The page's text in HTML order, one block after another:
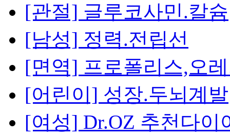
[관절] 글루코사민.칼슘
[남성] 정력.전립선
[면역] 프로폴리스,오
[어린이] 성장.두뇌계발
[여성] Dr.OZ 추천다이